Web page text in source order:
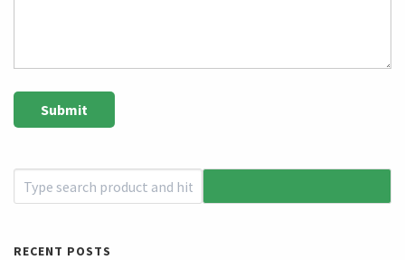
RECENT POSTS